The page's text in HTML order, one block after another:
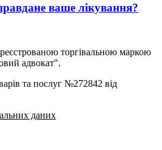
ваше лікування?
торгівальною маркою
адвокат".
та послуг №272842 від
даних